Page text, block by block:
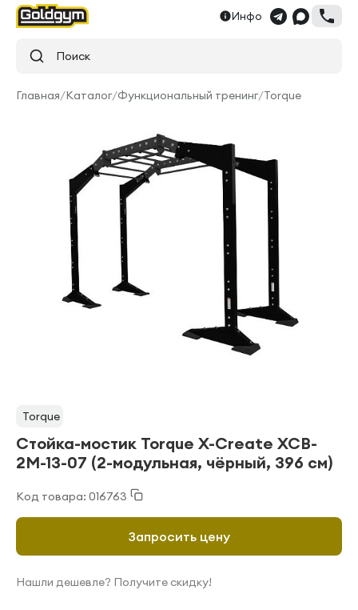
Инфо
Поиск
Главная/Каталог/Функциональный тренинг/Torque
Torque
Стойка-мостик Torque X-Create XCB-
2M-13-07 (2-модульная, чёрный, 396 см)
Код товара: 016763
Запросить цену
Нашли дешевле? Получите скидку!